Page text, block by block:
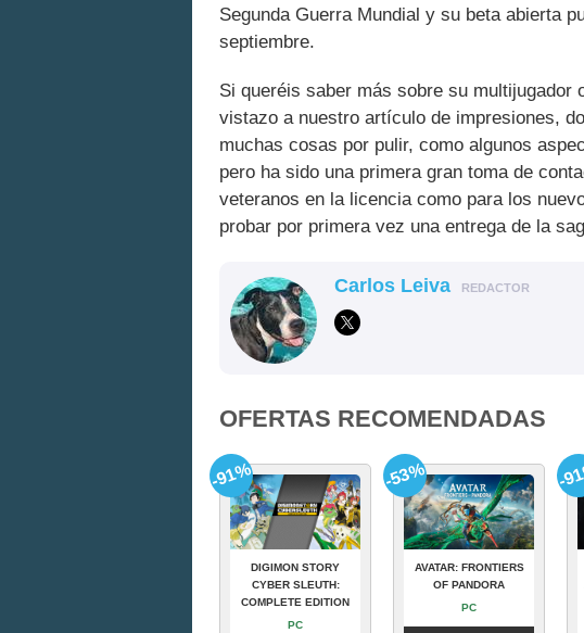
Segunda Guerra Mundial y su beta abierta
septiembre.
Si queréis saber más sobre su multijugador
vistazo a nuestro artículo de impresiones,
muchas cosas por pulir, como algunos
pero ha sido una primera gran toma de
veteranos en la licencia como para los
probar por primera vez una entrega de la
Carlos Leiva REDACTOR
OFERTAS RECOMENDADAS
DIGIMON STORY
CYBER SLEUTH:
COMPLETE EDITION
PC
-91%
AVATAR: FRONTIERS
OF PANDORA
PC
-53% -